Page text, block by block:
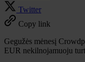
Twitter
Copy link
Gegužės mėnesį
EUR nekilnojamuoju